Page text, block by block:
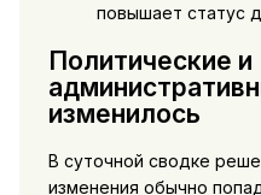
повышает статус
Политические и
изменилось
В суточной сводке
изменения обычно